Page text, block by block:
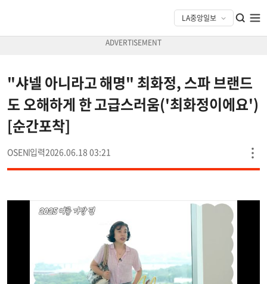
"샤넬 아니라고 해명" 최화정, 스파 브랜드
도 오해하게 한 고급스러움('최화정이에요')
[순간포착]
OSEN 2026.06.18 03:21